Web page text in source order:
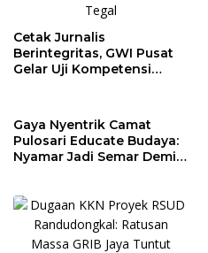
Cetak Jurnalis
Berintegritas, GWI Pusat
Gelar Uji Kompetensi
Gaya Nyentrik Camat
Pulosari Educate Budaya:
Nyamar Jadi Semar Demi